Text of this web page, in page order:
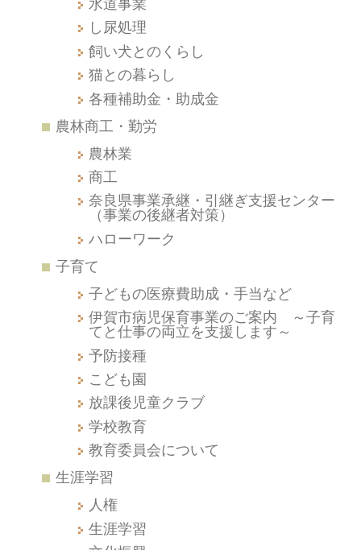
水道事業
し尿処理
飼い犬とのくらし
猫との暮らし
各種補助金・助成金
農林商工・勤労
農林業
商工
奈良県事業承継・引継ぎ支援センター
（事業の後継者対策）
ハローワーク
子育て
子どもの医療費助成・手当など
伊賀市病児保育事業のご案内 ～子育
てと仕事の両立を支援します～
予防接種
こども園
放課後児童クラブ
学校教育
教育委員会について
生涯学習
人権
生涯学習